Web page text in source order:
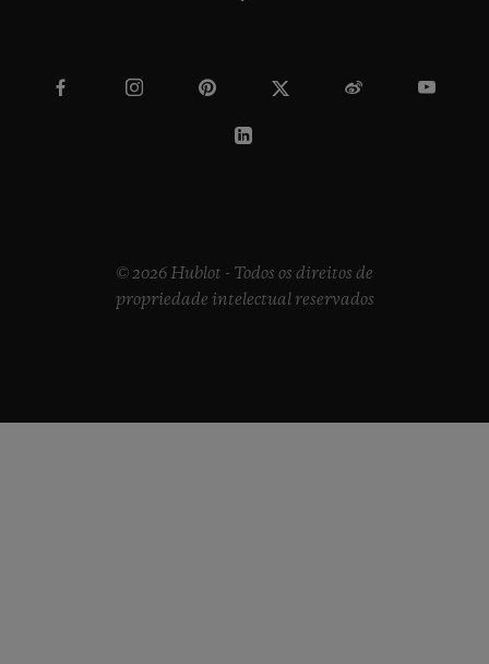
© 2026 Hublot - Todos os direitos de
propriedade intelectual reservados